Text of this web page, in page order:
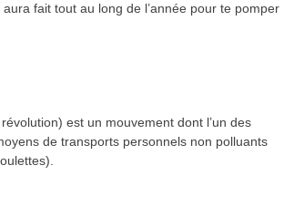
fait tout au long de l’année pour te pomper
est un mouvement dont l’un des
de transports personnels non polluants